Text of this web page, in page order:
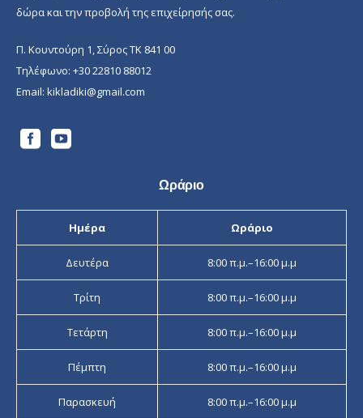
δώρα και την προβολή της επιχείρησής σας.
Π. Κουντούρη 1, Σύρος ΤΚ 841 00
Τηλέφωνο: +30 22810 88012
Email: kikladiki@gmail.com
Ωράριο
Ημέρα Ωράριο
Δευτέρα 8:00 π.μ.–16:00 μ.μ
Τρίτη 8:00 π.μ.–16:00 μ.μ
Τετάρτη 8:00 π.μ.–16:00 μ.μ
Πέμπτη 8:00 π.μ.–16:00 μ.μ
Παρασκευή 8:00 π.μ.–16:00 μ.μ